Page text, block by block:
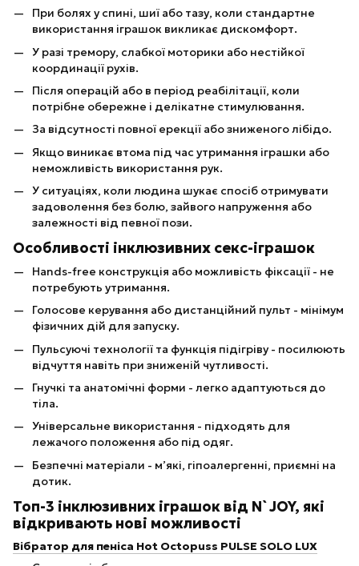
При болях у спині, шиї або тазу, коли стандартне
використання іграшок викликає дискомфорт.
У разі тремору, слабкої моторики або нестійкої
координації рухів.
Після операцій або в період реабілітації, коли
потрібне обережне і делікатне стимулювання.
За відсутності повної ерекції або зниженого лібідо.
Якщо виникає втома під час утримання іграшки або
неможливість використання рук.
У ситуаціях, коли людина шукає спосіб отримувати
задоволення без болю, зайвого напруження або
залежності від певної пози.
Особливості інклюзивних секс-іграшок
Hands-free конструкція або можливість фіксації - не
потребують утримання.
Голосове керування або дистанційний пульт - мінімум
фізичних дій для запуску.
Пульсуючі технології та функція підігріву - посилюють
відчуття навіть при зниженій чутливості.
Гнучкі та анатомічні форми - легко адаптуються до
тіла.
Універсальне використання - підходять для
лежачого положення або під одяг.
Безпечні матеріали - м’які, гіпоалергенні, приємні на
дотик.
Топ-3 інклюзивних іграшок від N`JOY, які
відкривають нові можливості
Вібратор для пеніса Hot Octopuss PULSE SOLO LUX